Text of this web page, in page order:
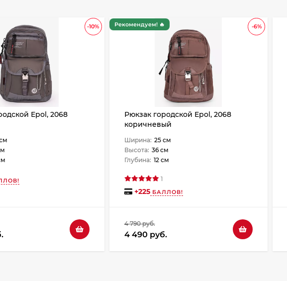
-10%
Epol, 2068
-6%
Рекомендуем! 🔥
Рюкзак городской Epol, 2068
коричневый
Ширина: 25 см
Высота: 36 см
Глубина: 12 см
1
+225БАЛЛОВ!
4 790 руб.
4 490 руб.